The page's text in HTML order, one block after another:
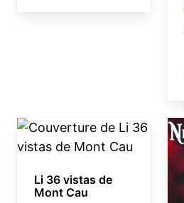
Li 36 vistas de
Mont Cau